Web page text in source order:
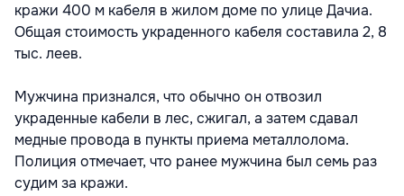
кражи 400 м кабеля в жилом доме по улице Дачиа.
Общая стоимость украденного кабеля составила 2, 8
тыс. леев.
Мужчина признался, что обычно он отвозил
украденные кабели в лес, сжигал, а затем сдавал
медные провода в пункты приема металлолома.
Полиция отмечает, что ранее мужчина был семь раз
судим за кражи.